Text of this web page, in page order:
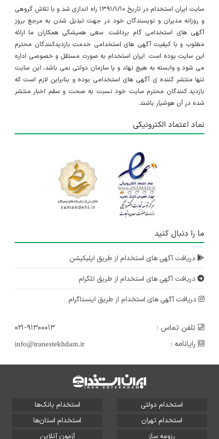
سایت ایران استخدام در تاریخ ۱۳۹۱/۱/۱۰ راه اندازی شد و با تلاش گروهی
و روزانه مدیران و نویسندگان خود در جهت تبدیل شدن به مرجع بروز
آگهی های استخدامی گام برداشت. سعی همیشگی همکاران ما ارائه
مطلوب و با کیفیت آگهی های استخدامی خدمت بازدیدکنندگان محترم
این سایت بوده است. ایران استخدام به صورت مستقل و خصوصی اداره
می شود و وابسته به هیچ نهاد و یا سازمان دولتی نمی باشد، این سایت
تنها منتشر کننده ی آگهی های استخدامی بوده و بنابراین لازم است که
بازدید کنندگان محترم سایت خود نسبت به صحت و سقم اخبار منتشر
شده در آن هوشیار باشند.
نماد اعتماد الکترونیکی
ما را دنبال کنید
دریافت آگهی های استخدام از طریق اپلیکیشن
دریافت آگهی های استخدام از طریق تلگرام
دریافت آگهی های استخدام از طریق اینستاگرام
تلفن تماس :
۰۲۱-۹۱۳۰۰۰۱۳
رایانامه :
info@iranestekhdam.ir
استخدام دولتی
استخدام بانک‌ها
استخدام تهران
استخدام استان‌ها
رزومه ساز
آزمون آنلاین